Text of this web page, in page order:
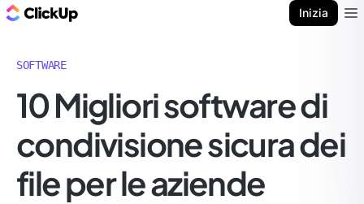
Inizia
SOFTWARE
10 Migliori software di
condivisione sicura dei
file per le aziende